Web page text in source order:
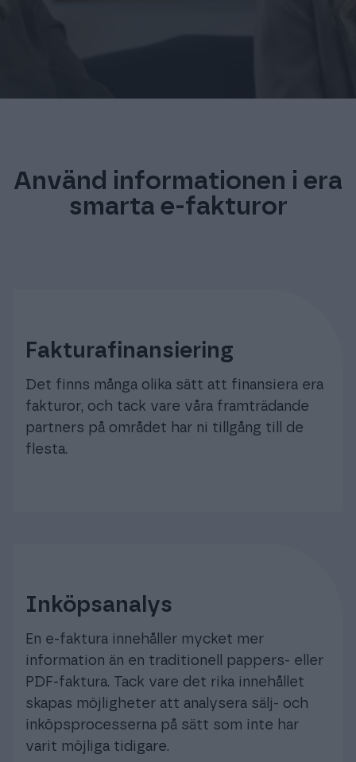
Använd informationen i era
smarta e-fakturor
Fakturafinansiering
Det finns många olika sätt att finansiera era
fakturor, och tack vare våra framträdande
partners på området har ni tillgång till de
flesta.
Inköpsanalys
En e-faktura innehåller mycket mer
information än en traditionell pappers- eller
PDF-faktura. Tack vare det rika innehållet
skapas möjligheter att analysera sälj- och
inköpsprocesserna på sätt som inte har
varit möjliga tidigare.